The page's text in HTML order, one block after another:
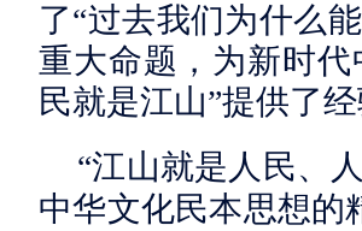
了“过去我们为什么
重大命题，为新时
民就是江山”提供了
“江山就是人民、
中华文化民本思想的